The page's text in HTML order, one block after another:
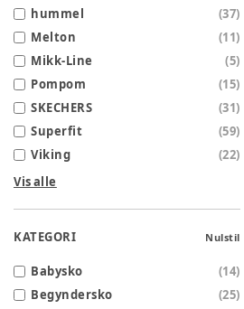
hummel
(37)
Melton
(11)
Mikk-Line
(5)
Pompom
(15)
SKECHERS
(31)
Superfit
(59)
Viking
(22)
Vis alle
KATEGORI Nulstil
Babysko (14)
Begyndersko
(25)